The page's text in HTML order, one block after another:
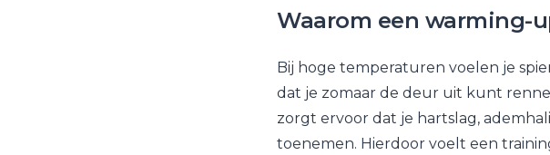
Waarom een warming-
Bij hoge temperaturen voelen je
dat je zomaar de deur uit kunt
zorgt ervoor dat je hartslag,
toenemen. Hierdoor voelt een